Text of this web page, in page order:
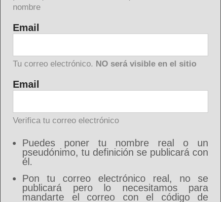
nombre
Email
Tu correo electrónico. NO será visible en el sitio
Email
Verifica tu correo electrónico
Puedes poner tu nombre real o un
pseudónimo, tu definición se publicará con
él.
Pon tu correo electrónico real, no se
publicará pero lo necesitamos para
mandarte el correo con el código de